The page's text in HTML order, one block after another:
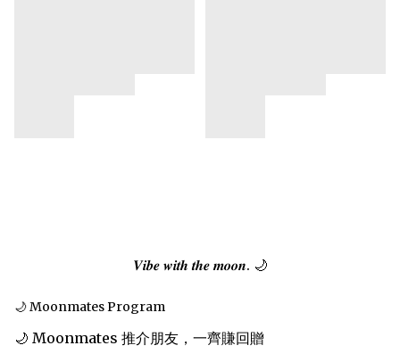
𝑽𝒊𝒃𝒆 𝒘𝒊𝒕𝒉 𝒕𝒉𝒆 𝒎𝒐𝒐𝒏. 🌙
🌙 Moonmates Program
🌙 Moonmates 推介朋友，一齊賺回贈